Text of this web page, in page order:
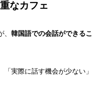
なカフェ
韓国語での会話ができるこ
実際に話す機会が少ない」